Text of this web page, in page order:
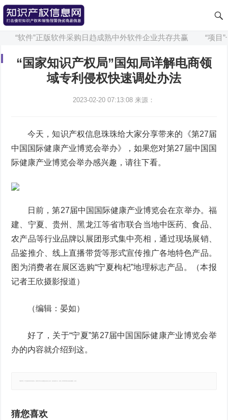
“软件”正版软件采购日趋成熟中外软件企业共存共赢 “项目”
“国家知识产权局”国知局详解电商领
域专利侵权快速调处办法
2023-02-20 07:13:08 来源：
今天，知识产权信息珠珠给大家分享带来的《第27届
中国国际健康产业博览会举办》，如果您对第27届中国国
际健康产业博览会举办感兴趣，请往下看。
日前，第27届中国国际健康产业博览会在京举办。福
建、宁夏、贵州、黑龙江等省市联合当地中医药、食品、
农产品等行业品牌以展团形式集中亮相，通过现场展销、
品鉴推介、线上直播带货等形式宣传推广各地特色产品。
图为消费者在展区选购“宁夏枸杞”地理标志产品。（本报
记者王欣摄影报道）
（编辑：晏如）
好了，关于“宁夏”第27届中国国际健康产业博览会举
办的内容就介绍到这。
猜您喜欢